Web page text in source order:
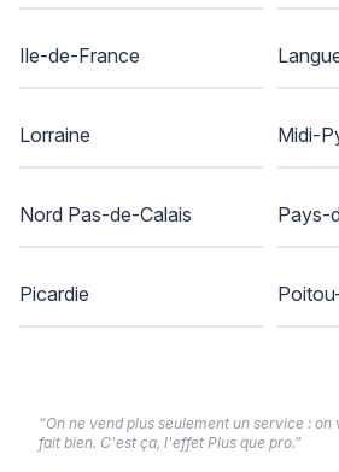
Ile-de-France
Lorraine Midi-
Nord Pas-de-Calais Pays-
Picardie
“On ne vend plus seulement un service :
fait bien. C'est ça, l'effet Plus que pro.”